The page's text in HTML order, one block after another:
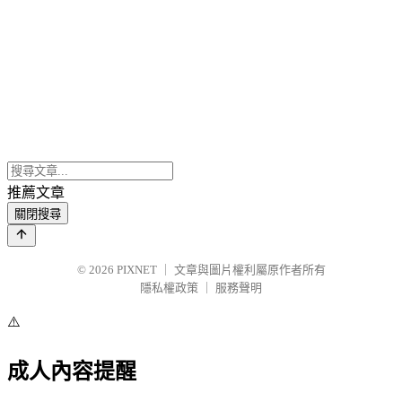
推薦文章
關閉搜尋
© 2026 PIXNET
文章與圖片權利屬原作者所有
隱私權政策
服務聲明
⚠️
成人內容提醒